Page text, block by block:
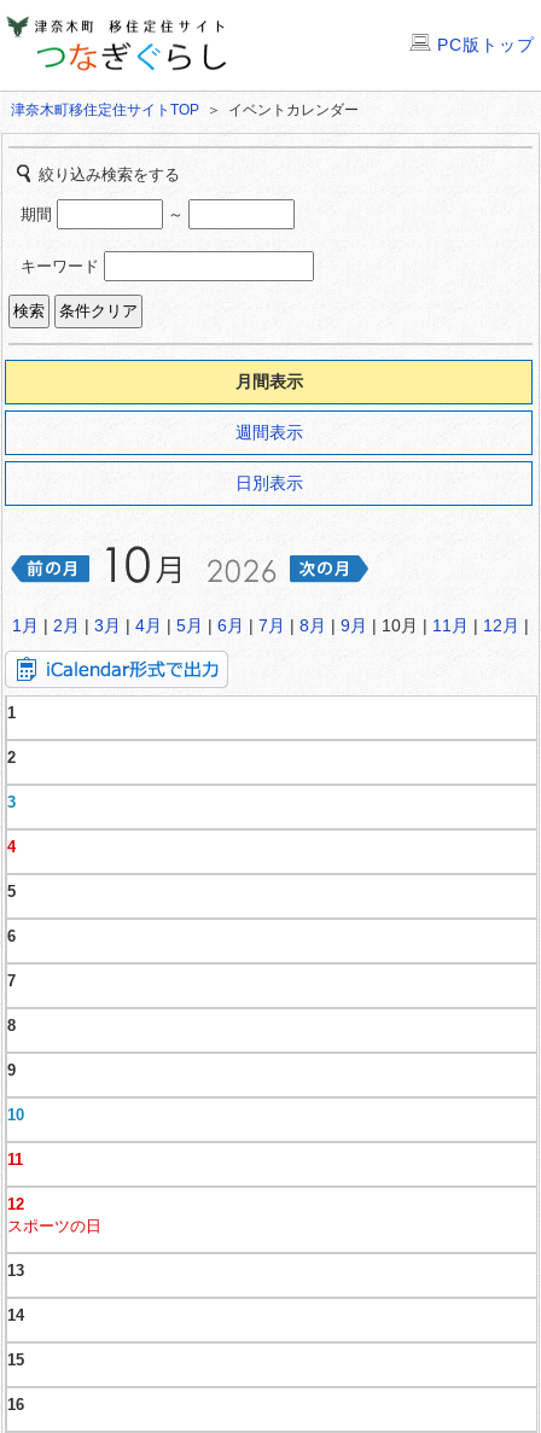
PC版トップ
津奈木町移住定住サイトTOP ＞ イベントカレンダー
絞り込み検索をする
期間 ～
キーワード
月間表示
週間表示
日別表示
1月 | 2月 | 3月 | 4月 | 5月 | 6月 | 7月 | 8月 | 9月 | 10月 | 11月 | 12月 |
1
2
3
4
5
6
7
8
9
10
11
12
スポーツの日
13
14
15
16